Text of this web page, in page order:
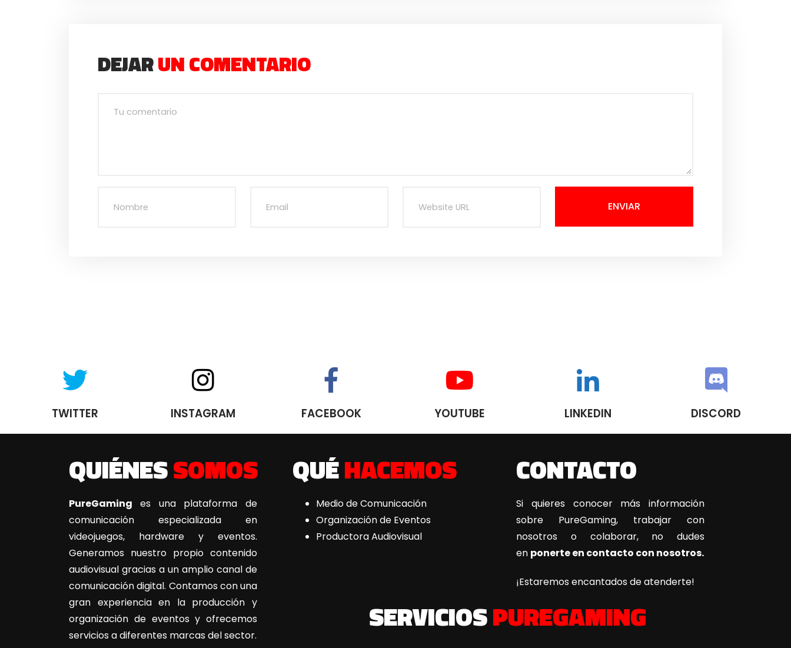
DEJARUN COMENTARIO
ENVIAR
TWITTER INSTAGRAM FACEBOOK YOUTUBE LINKEDIN DISCORD
QUIÉNESSOMOS
PureGaming es una plataforma de
comunicación especializada en
videojuegos, hardware y eventos.
Generamos nuestro propio contenido
audiovisual gracias a un amplio canal de
comunicación digital. Contamos con una
gran experiencia en la producción y
organización de eventos y ofrecemos
servicios a diferentes marcas del sector.
QUÉHACEMOS
Medio de Comunicación
Organización de Eventos
Productora Audiovisual
CONTACTO
Si quieres conocer más información
sobre PureGaming, trabajar con
nosotros o colaborar, no dudes
en ponerte en contacto con nosotros.
¡Estaremos encantados de atenderte!
SERVICIOSPUREGAMING